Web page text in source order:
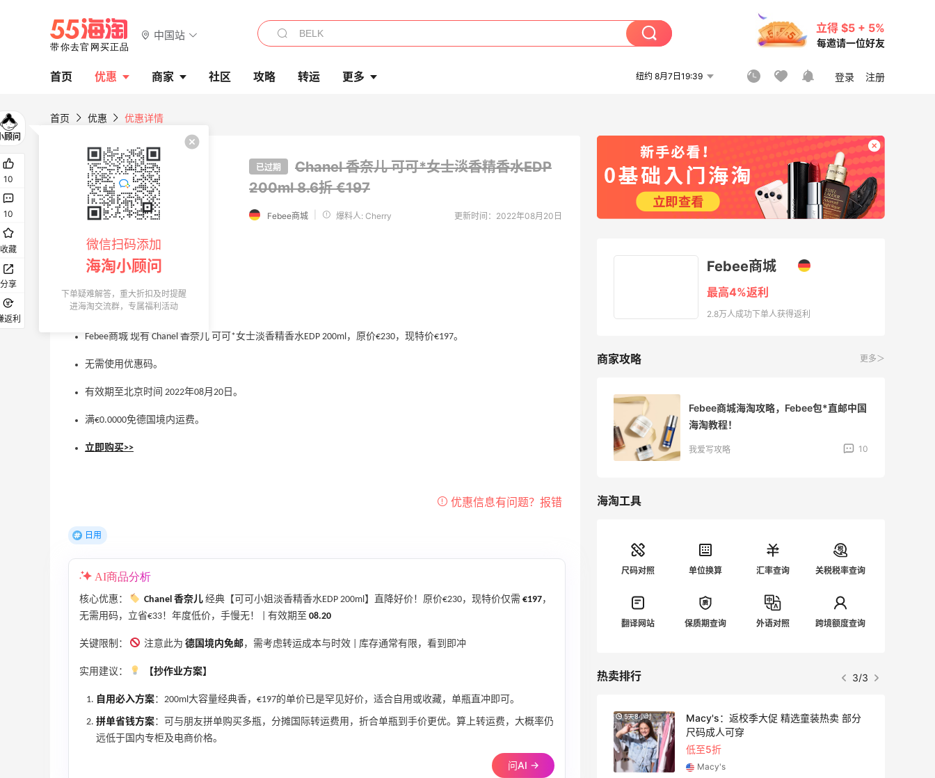
中国站
立得 $5 + 5%
每邀请一位好友
首页 优惠 商家 社区 攻略 转运 更多 纽约 8月7日19:39 登录 注册
首页 优惠 优惠详情
已过期
Chanel 香奈儿 可可*女士淡香精香水EDP
200ml8.6折 €197
Febee商城 爆料人: Cherry 更新时间：2022年08月20日
Febee商城 现有 Chanel 香奈儿 可可*女士淡香精香水EDP 200ml，原价€230，现特价€197。
无需使用优惠码。
有效期至北京时间 2022年08月20日。
满€0.0000免德国境内运费。
立即购买>>
日用
AI商品分析
核心优惠： Chanel 香奈儿 经典【可可小姐淡香精香水EDP 200ml】直降好价！原价€230，现特价仅需 €197，
无需用码，立省€33！年度低价，手慢无！ | 有效期至 08.20
关键限制： 注意此为 德国境内免邮，需考虑转运成本与时效 | 库存通常有限，看到即冲
实用建议： 【抄作业方案】
自用必入方案：200ml大容量经典香，€197的单价已是罕见好价，适合自用或收藏，单瓶直冲即可。
拼单省钱方案：可与朋友拼单购买多瓶，分摊国际转运费用，折合单瓶到手价更优。算上转运费，大概率仍
远低于国内专柜及电商价格。
问AI →
Febee商城
最高4%返利
2.8万人成功下单人获得返利
商家攻略 更多＞
Febee商城海淘攻略，Febee包*直邮中国
海淘教程！
我爱写攻略 10
海淘工具
尺码对照 单位换算 汇率查询 关税税率查询
翻译网站 保质期查询 外语对照 跨境额度查询
热卖排行 3/3
【55专享】Bobbi Brown 美网：美妆礼
遇！满$150立省$50
9天23小时
Mytheresa：折扣区时尚上新热卖 关注
5天8小时
Macy's：返校季大促 精选童装热卖 部分
尺码成人可穿
低至5折
Macy's
10
10
收藏
分享
返利
微信扫码添加
海淘小顾问
下单疑难解答，重大折扣及时提醒
进海淘交流群，专属福利活动